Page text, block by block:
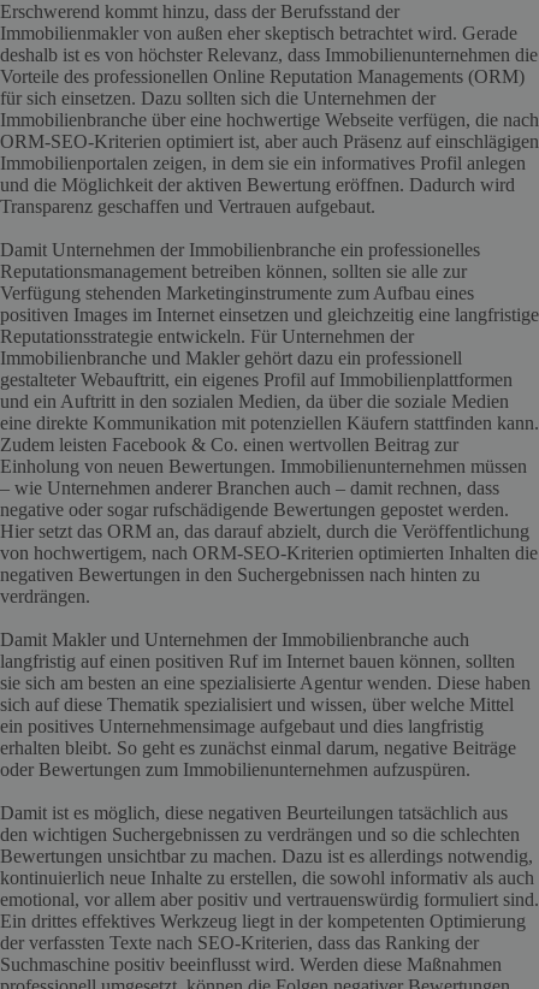
Erschwerend kommt hinzu, dass der Berufsstand der
Immobilienmakler von außen eher skeptisch betrachtet wird. Gerade
deshalb ist es von höchster Relevanz, dass Immobilienunternehmen die
Vorteile des professionellen Online Reputation Managements (ORM)
für sich einsetzen. Dazu sollten sich die Unternehmen der
Immobilienbranche über eine hochwertige Webseite verfügen, die nach
ORM-SEO-Kriterien optimiert ist, aber auch Präsenz auf einschlägigen
Immobilienportalen zeigen, in dem sie ein informatives Profil anlegen
und die Möglichkeit der aktiven Bewertung eröffnen. Dadurch wird
Transparenz geschaffen und Vertrauen aufgebaut.
Damit Unternehmen der Immobilienbranche ein professionelles
Reputationsmanagement betreiben können, sollten sie alle zur
Verfügung stehenden Marketinginstrumente zum Aufbau eines
positiven Images im Internet einsetzen und gleichzeitig eine langfristige
Reputationsstrategie entwickeln. Für Unternehmen der
Immobilienbranche und Makler gehört dazu ein professionell
gestalteter Webauftritt, ein eigenes Profil auf Immobilienplattformen
und ein Auftritt in den sozialen Medien, da über die soziale Medien
eine direkte Kommunikation mit potenziellen Käufern stattfinden kann.
Zudem leisten Facebook & Co. einen wertvollen Beitrag zur
Einholung von neuen Bewertungen. Immobilienunternehmen müssen
– wie Unternehmen anderer Branchen auch – damit rechnen, dass
negative oder sogar rufschädigende Bewertungen gepostet werden.
Hier setzt das ORM an, das darauf abzielt, durch die Veröffentlichung
von hochwertigem, nach ORM-SEO-Kriterien optimierten Inhalten die
negativen Bewertungen in den Suchergebnissen nach hinten zu
verdrängen.
Damit Makler und Unternehmen der Immobilienbranche auch
langfristig auf einen positiven Ruf im Internet bauen können, sollten
sie sich am besten an eine spezialisierte Agentur wenden. Diese haben
sich auf diese Thematik spezialisiert und wissen, über welche Mittel
ein positives Unternehmensimage aufgebaut und dies langfristig
erhalten bleibt. So geht es zunächst einmal darum, negative Beiträge
oder Bewertungen zum Immobilienunternehmen aufzuspüren.
Damit ist es möglich, diese negativen Beurteilungen tatsächlich aus
den wichtigen Suchergebnissen zu verdrängen und so die schlechten
Bewertungen unsichtbar zu machen. Dazu ist es allerdings notwendig,
kontinuierlich neue Inhalte zu erstellen, die sowohl informativ als auch
emotional, vor allem aber positiv und vertrauenswürdig formuliert sind.
Ein drittes effektives Werkzeug liegt in der kompetenten Optimierung
der verfassten Texte nach SEO-Kriterien, dass das Ranking der
Suchmaschine positiv beeinflusst wird. Werden diese Maßnahmen